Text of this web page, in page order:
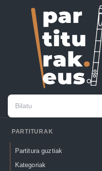
PARTITURAK
Partitura guztiak
Kategoriak